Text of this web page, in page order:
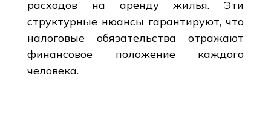
расходов на аренду жилья. Эти
структурные нюансы гарантируют, что
налоговые обязательства отражают
финансовое положение каждого
человека.